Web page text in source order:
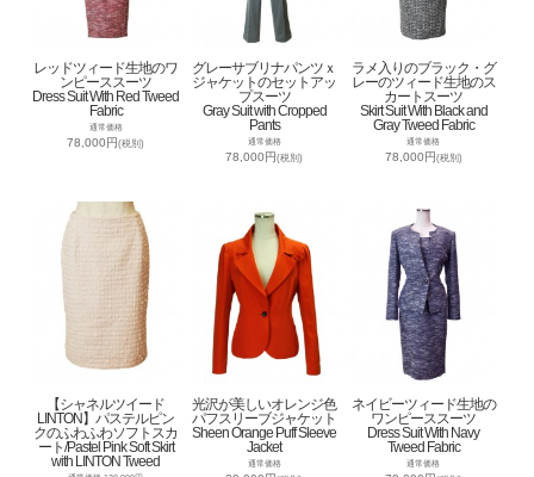
レッドツィード生地のワ
ンピーススーツ
Dress Suit With Red Tweed
Fabric
通常価格
78,000円(税別)
グレーサブリナパンツｘ
ジャケットのセットアッ
プスーツ
Gray Suit with Cropped
Pants
通常価格
78,000円(税別)
ラメ入りのブラック・グ
レーのツィード生地のス
カートスーツ
Skirt Suit With Black and
Gray Tweed Fabric
通常価格
78,000円(税別)
【シャネルツイード
LINTON】パステルピン
クのふわふわソフトスカ
ート/Pastel Pink Soft Skirt
with LINTON Tweed
光沢が美しいオレンジ色
パフスリーブジャケット
Sheen Orange Puff Sleeve
Jacket
通常価格
ネイビーツィード生地の
ワンピーススーツ
Dress Suit With Navy
Tweed Fabric
通常価格